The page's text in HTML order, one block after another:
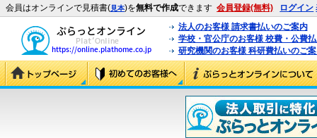
会員はオンラインで見積書(見本)を無料で作成できます 会員登録(無料) ログイン
法人のお客様 請求書払いのご案内
学校・官公庁のお客様 校費・公費
研究機関のお客様 科研費払いのご